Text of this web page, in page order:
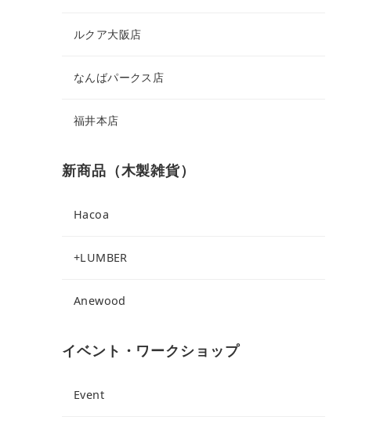
ルクア大阪店
なんばパークス店
福井本店
新商品（木製雑貨）
Hacoa
+LUMBER
Anewood
イベント・ワークショップ
Event